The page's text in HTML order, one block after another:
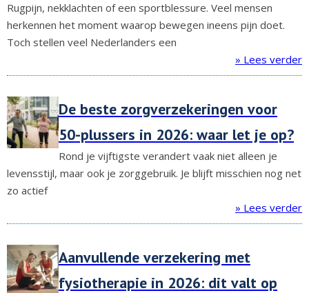
Rugpijn, nekklachten of een sportblessure. Veel mensen
herkennen het moment waarop bewegen ineens pijn doet.
Toch stellen veel Nederlanders een
» Lees verder
De beste zorgverzekeringen voor
50-plussers in 2026: waar let je op?
Rond je vijftigste verandert vaak niet alleen je
levensstijl, maar ook je zorggebruik. Je blijft misschien nog net
zo actief
» Lees verder
Aanvullende verzekering met
fysiotherapie in 2026: dit valt op